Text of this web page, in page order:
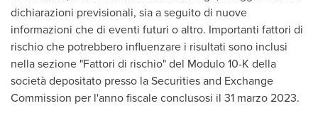
dichiarazioni previsionali, sia a seguito di nuove
informazioni che di eventi futuri o altro. Importanti fattori di
rischio che potrebbero influenzare i risultati sono inclusi
nella sezione "Fattori di rischio" del Modulo 10-K della
società depositato presso la Securities and Exchange
Commission per l'anno fiscale conclusosi il 31 marzo 2023.